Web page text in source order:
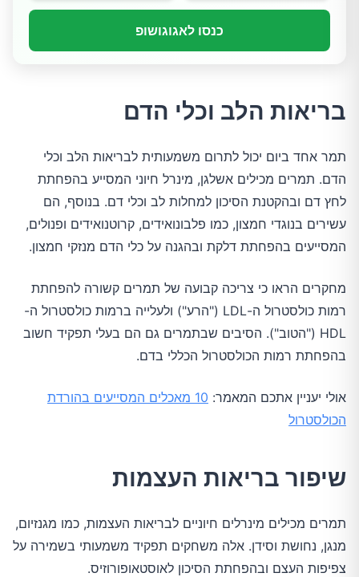
כנסו לאגוגושופ
בריאות הלב וכלי הדם
תמר אחד ביום יכול לתרום משמעותית לבריאות הלב וכלי
הדם. תמרים מכילים אשלגן, מינרל חיוני המסייע בהפחתת
לחץ דם ובהקטנת הסיכון למחלות לב וכלי דם. בנוסף, הם
עשירים בנוגדי חמצון, כמו פלבונואידים, קרוטנואידים ופנולים,
המסייעים בהפחתת דלקת ובהגנה על כלי הדם מנזקי חמצון.
מחקרים הראו כי צריכה קבועה של תמרים קשורה להפחתת
רמות כולסטרול ה-LDL ("הרע") ולעלייה ברמות כולסטרול ה-
HDL ("הטוב"). הסיבים שבתמרים גם הם בעלי תפקיד חשוב
בהפחתת רמות הכולסטרול הכללי בדם.
אולי יעניין אתכם המאמר:
10 מאכלים המסייעים בהורדת
הכולסטרול
שיפור בריאות העצמות
תמרים מכילים מינרלים חיוניים לבריאות העצמות, כמו מגנזיום,
מנגן, נחושת וסידן. אלה משחקים תפקיד משמעותי בשמירה על
צפיפות העצם ובהפחתת הסיכון לאוסטאופורוזיס.